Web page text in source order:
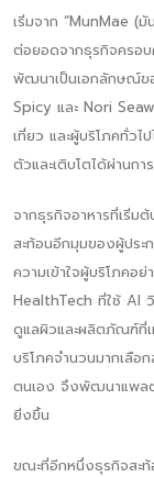
เริ่มจาก “MunMae (
ต่อยอดจากธุรกิจครอบ
พัฒนาเป็นเอกลักษณ์ข
Spicy และ Nori
เที่ยว และผู้บริโภคทั่วไ
ตัวและเติบโตได้ผ่านก
จากธุรกิจอาหารที่เริ่ม
สะท้อนอีกมุมของผู้ประ
ความเข้าใจผู้บริโภคอ
HealthTech ที่ใช้ AI
ดูแลผิวและผลิตภัณฑ์ที่เ
บริโภคจำนวนมากเลือ
ตนเอง จึงพัฒนาแพล
ยิ่งขึ้น
ขณะที่อีกหนึ่งธุรกิจสะ